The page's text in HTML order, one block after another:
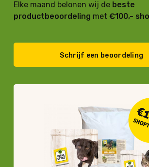
Elke maand belonen wij de beste
productbeoordeling met €100,-
Schrijf een beoordeling